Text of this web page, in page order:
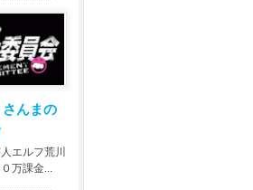
さんまの
エルフ荒川
万課金...